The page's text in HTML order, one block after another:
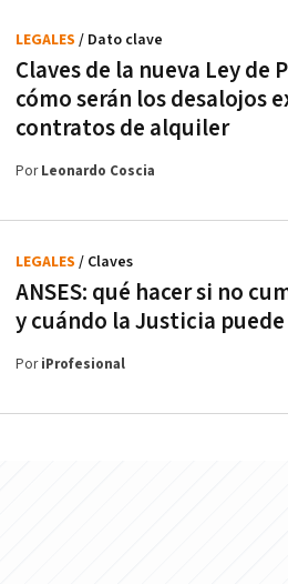
Claves de la nueva Ley de
cómo serán los desalojos
contratos de alquiler
LEGALES / Dato clave
PorLeonardo Coscia
ANSES: qué hacer si no
y cuándo la Justicia
LEGALES / Claves
PoriProfesional